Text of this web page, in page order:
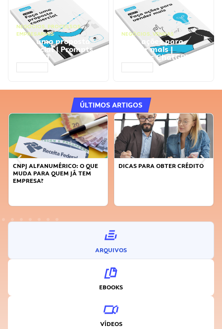
NEGÓCIOS, PROCESSOS
EMPRESARIAIS
Faça uma proposta
comercial | Prompts
ChatGPT
NEGÓCIOS, VENDAS
Faça ações para
vender mais |
Prompts ChatGPT
ÚLTIMOS ARTIGOS
CNPJ ALFANUMÉRICO: O QUE
MUDA PARA QUEM JÁ TEM
EMPRESA?
DICAS PARA OBTER CRÉDITO
ARQUIVOS
EBOOKS
VÍDEOS